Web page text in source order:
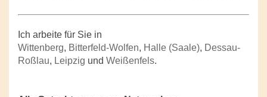
Ich arbeite für Sie in
Wittenberg, Bitterfeld-Wolfen, Halle (Saale), Dessau-
Roßlau, Leipzig und Weißenfels.